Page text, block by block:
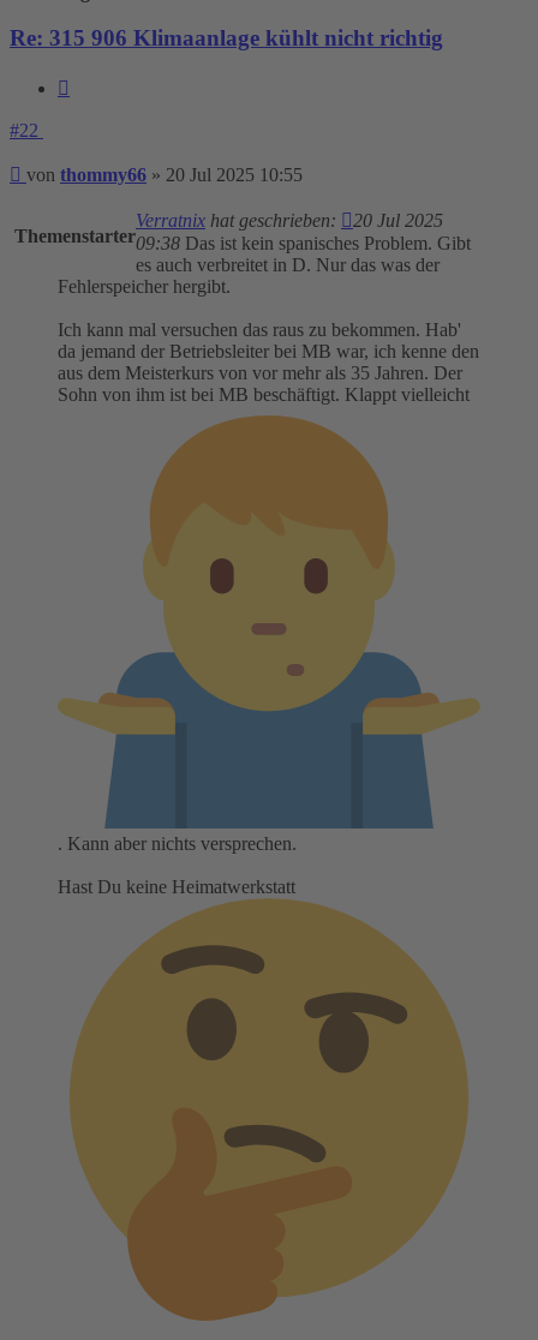
Re: 315 906 Klimaanlage kühlt nicht richtig
#22
Beitrag
von thommy66 » 20 Jul 2025 10:55
Themenstarter
Verratnix hat geschrieben:
20 Jul 2025
09:38 Das ist kein spanisches Problem. Gibt
es auch verbreitet in D. Nur das was der
Fehlerspeicher hergibt.
Ich kann mal versuchen das raus zu bekommen. Hab'
da jemand der Betriebsleiter bei MB war, ich kenne den
aus dem Meisterkurs von vor mehr als 35 Jahren. Der
Sohn von ihm ist bei MB beschäftigt. Klappt vielleicht
. Kann aber nichts versprechen.
Hast Du keine Heimatwerkstatt